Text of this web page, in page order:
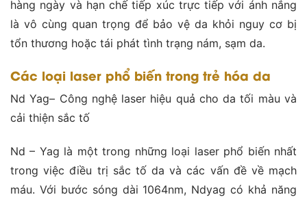
hàng ngày và hạn chế tiếp xúc trực tiếp với ánh nắng
là vô cùng quan trọng để bảo vệ da khỏi nguy cơ bị
tổn thương hoặc tái phát tình trạng nám, sạm da​.
Các loại laser phổ biến trong trẻ hóa da
Nd Yag– Công nghệ laser hiệu quả cho da tối màu và
cải thiện sắc tố
Nd – Yag là một trong những loại laser phổ biến nhất
trong việc điều trị sắc tố da và các vấn đề về mạch
máu. Với bước sóng dài 1064nm, Ndyag có khả năng